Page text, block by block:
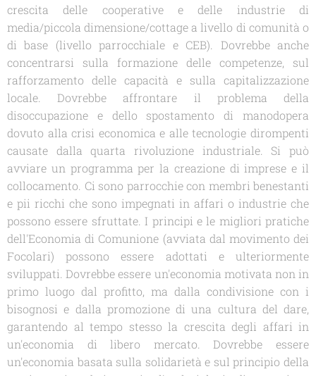
crescita delle cooperative e delle industrie di
media/piccola dimensione/cottage a livello di comunità o
di base (livello parrocchiale e CEB). Dovrebbe anche
concentrarsi sulla formazione delle competenze, sul
rafforzamento delle capacità e sulla capitalizzazione
locale. Dovrebbe affrontare il problema della
disoccupazione e dello spostamento di manodopera
dovuto alla crisi economica e alle tecnologie dirompenti
causate dalla quarta rivoluzione industriale. Si può
avviare un programma per la creazione di imprese e il
collocamento. Ci sono parrocchie con membri benestanti
e pii ricchi che sono impegnati in affari o industrie che
possono essere sfruttate. I principi e le migliori pratiche
dell'Economia di Comunione (avviata dal movimento dei
Focolari) possono essere adottati e ulteriormente
sviluppati. Dovrebbe essere un'economia motivata non in
primo luogo dal profitto, ma dalla condivisione con i
bisognosi e dalla promozione di una cultura del dare,
garantendo al tempo stesso la crescita degli affari in
un'economia di libero mercato. Dovrebbe essere
un'economia basata sulla solidarietà e sul principio della